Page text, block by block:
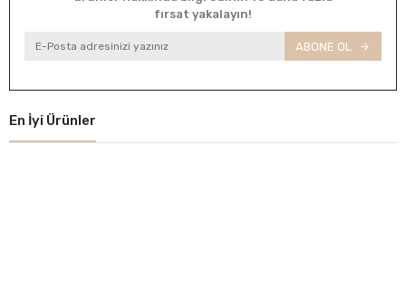
fırsat yakalayın!
ABONE OL
En İyi Ürünler